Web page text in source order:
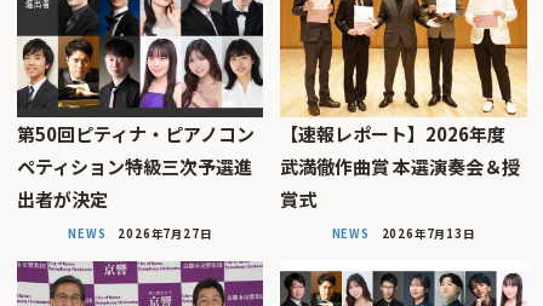
第50回ピティナ・ピアノコン
ペティション特級三次予選進
出者が決定
NEWS 2026年7月27日
【速報レポート】2026年度
武満徹作曲賞 本選演奏会＆授
賞式
NEWS 2026年7月13日